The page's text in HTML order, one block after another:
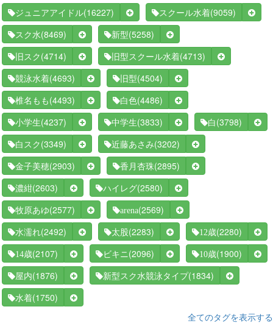
ジュニアアイドル(16227) スクール水着(9059)
スク水(8469) 新型(5258)
旧スク (4714) 旧型スクール水着(4713)
競泳水着(4693) 旧型(4504)
椎名もも (4493) 白色(4486)
小学生(4237) 中学生(3833) 白 (3798)
白スク (3349) 近藤あさみ(3202)
金子美穂(2903) 香月杏珠(2895)
濃紺(2603) ハイレグ(2580)
牧原あゆ(2577) arena(2569)
水濡れ(2492) 太股(2283) 12歳(2280)
14歳(2107) ビキニ (2096) 10歳(1900)
屋内(1876) 新型スク水競泳タイプ(1834)
水着(1750)
全てのタグを表示する